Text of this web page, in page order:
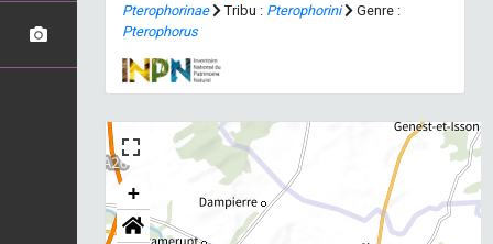
Pterophorinae
Tribu : Pterophorini
Genre :
Pterophorus
+